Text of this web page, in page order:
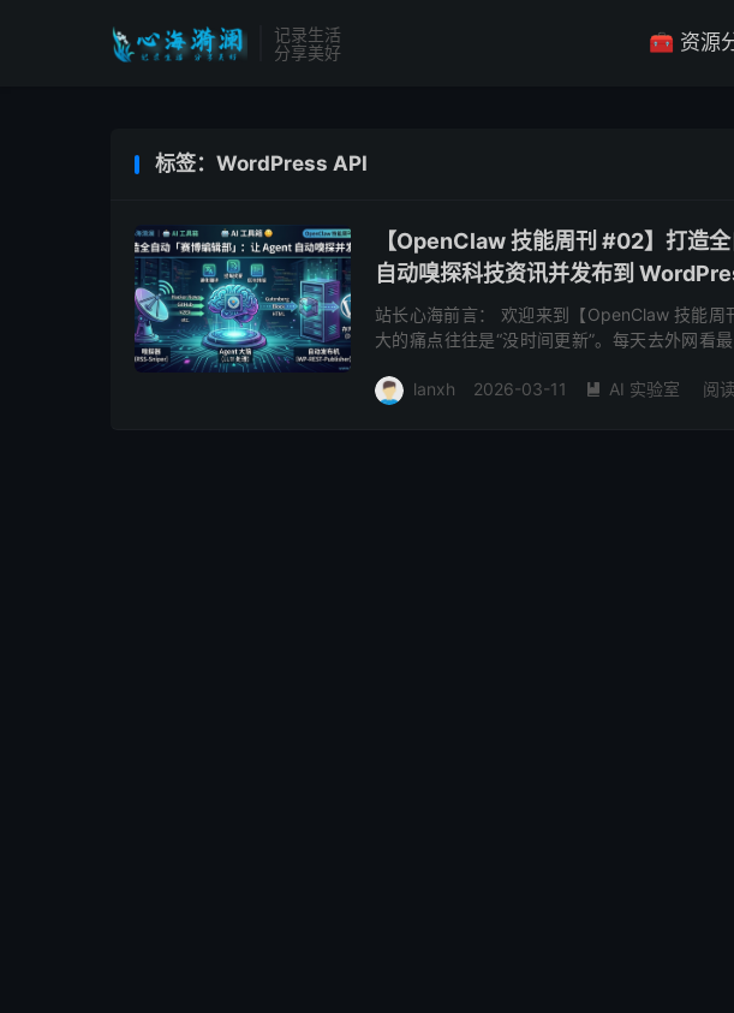
记录生活
分享美好
🧰 资源
标签：WordPress API
【OpenClaw 技能周刊 #02】打造
自动嗅探科技资讯并发布到
站长心海前言： 欢迎来到【OpenClaw 技能
大的痛点往往是“没时间更新”。每天去外网看
lanxh 2026-03-11  AI 实验室 阅